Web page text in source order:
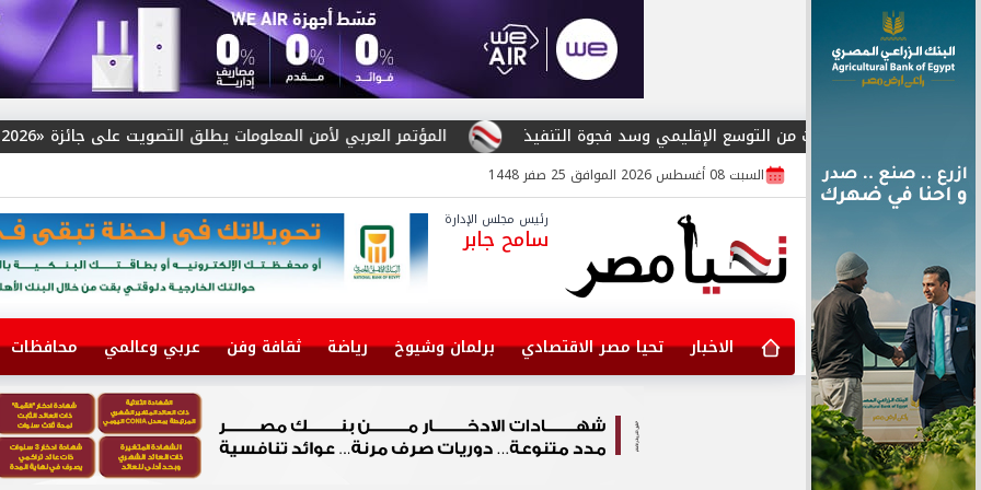
المؤتمر العربي لأمن المعلومات يطلق التصويت على جائزة «Arab Cybersecurity Social Media Influencer Award 2026» من التوسع الإقليمي وسد فجوة التنفيذ
السبت 08 أغسطس 2026 الموافق 25 صفر 1448
رئيس مجلس الإدارة
سامح جابر
الاخبار تحيا مصر الاقتصادي برلمان وشيوخ رياضة ثقافة وفن عربي وعالمي محافظات